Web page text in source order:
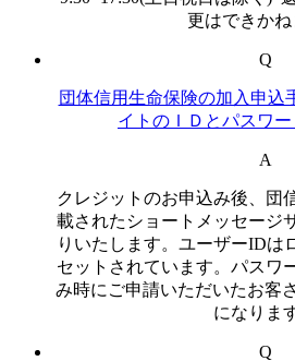
更はできかね
Q
団体信用生命保険の加入申込
イトのＩＤとパスワ
A
クレジットのお申込み後、団
載されたショートメッセージ
りいたします。ユーザーIDは
セットされています。パスワ
み時にご申請いただいたお客
になりま
Q